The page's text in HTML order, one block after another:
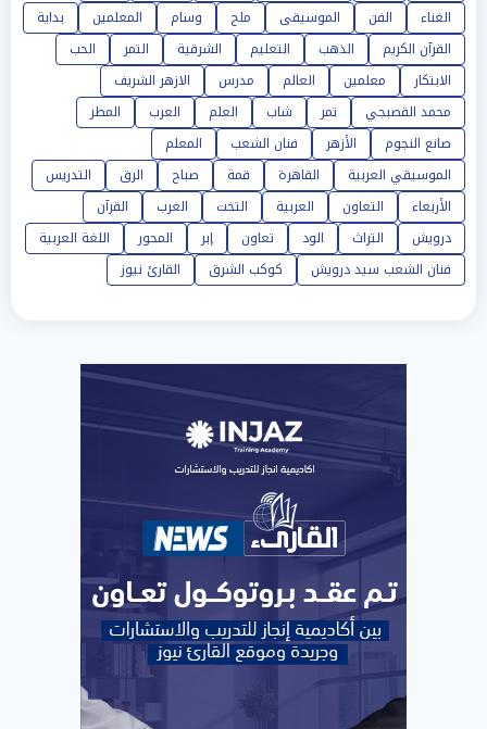
الغناء
الفن الموسيقى ملح وسام المعلمين
بداية
القرآن الكريم
الذهب التعليم الشرقية التمر
الحب
الابتكار
معلمين العالم مدرس
الازهر الشريف
محمد القصبجي
تمر شاب العلم العرب
المطر
صانع النجوم
الأزهر فنان الشعب
المعلم
الموسيقي العربية
القاهرة قمة صباح الرق
التدريس
الأربعاء
التعاون العربية التخت الغرب
القرآن
درويش
التراث الود تعاون إبر المحور
اللغة العربية
فنان الشعب سيد درويش
كوكب الشرق القارئ نيوز